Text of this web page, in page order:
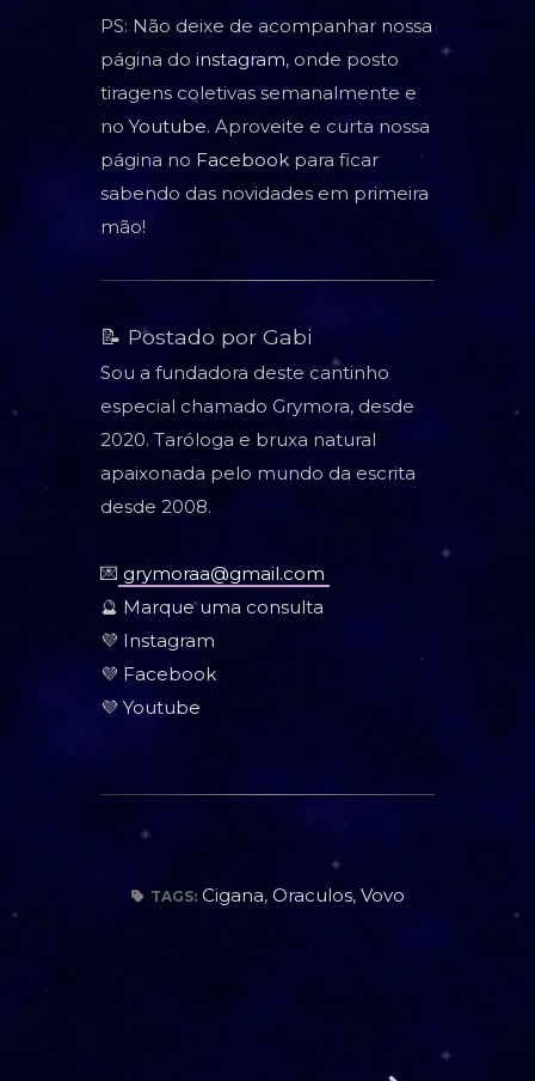
PS: Não deixe de acompanhar nossa
página do instagram, onde posto
tiragens coletivas semanalmente e
no Youtube. Aproveite e curta nossa
página no Facebook para ficar
sabendo das novidades em primeira
mão!
📝 Postado por Gabi
Sou a fundadora deste cantinho
especial chamado Grymora, desde
2020. Taróloga e bruxa natural
apaixonada pelo mundo da escrita
desde 2008.
💌 grymoraa@gmail.com
🔮 Marque uma consulta
💜 Instagram
💜 Facebook
💜 Youtube
TAGS: Cigana, Oraculos, Vovo